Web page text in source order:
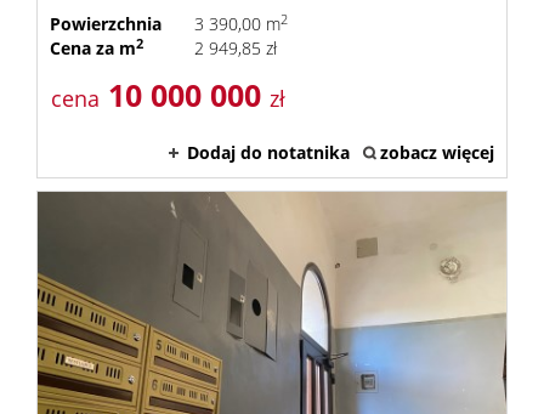
Powierzchnia
3 390,00 m2
Cena za m2 2 949,85 zł
cena 10 000 000 zł
Dodaj do notatnika zobacz więcej